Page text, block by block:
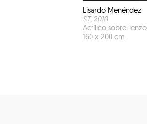
Lisardo Menéndez
ST, 2010
Acrílico sobre lienzo
160 x 200 cm